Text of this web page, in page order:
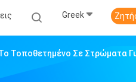
Greek
Τοποθετημένο Σε Στρώματα